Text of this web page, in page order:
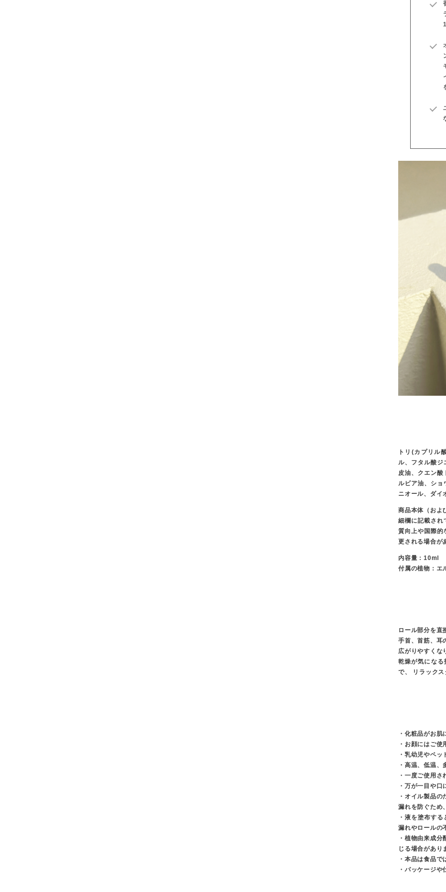
トリ(カプリル
ル、フタル酸ジ
皮油、クエン酸
ルビア油、ショ
ニオール、ダイ
商品本体（およ
細欄に記載され
質向上や国際的
更される場合が
内容量：10ml
付属の植物：エ
ロール部分を直
手首、首筋、耳
広がりやすくな
乾燥が気になる
で、 リラック
・化粧品がお
・お顔にはご
・乳幼児やペ
・高温、低温
・一度ご使用
・万が一目や
・オイル製品
漏れを防ぐため
・液を塗布す
漏れやロールの
・植物由来成
じる場合があり
・本品は食品で
・パッケージ